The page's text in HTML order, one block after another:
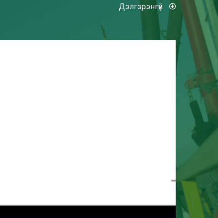
Дэлгэрэнгүй